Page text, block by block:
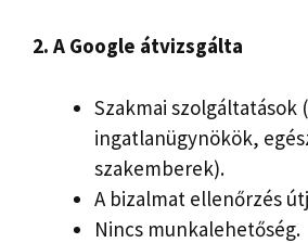
2. A Google átvizsgálta
Szakmai szolgáltatások
ingatlanügynökök,
szakemberek).
A bizalmat ellenőrzés
Nincs munkalehetőség.